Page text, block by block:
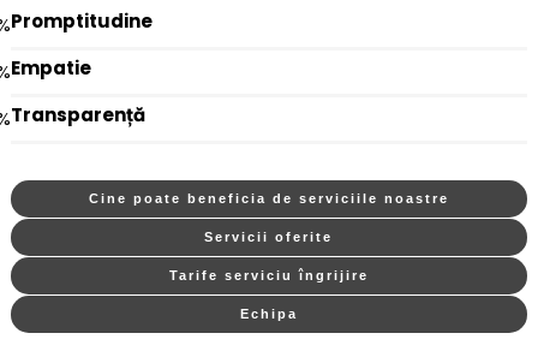
Promptitudine
Empatie
Transparență
Cine poate beneficia de serviciile noastre
Servicii oferite
Tarife serviciu îngrijire
Echipa